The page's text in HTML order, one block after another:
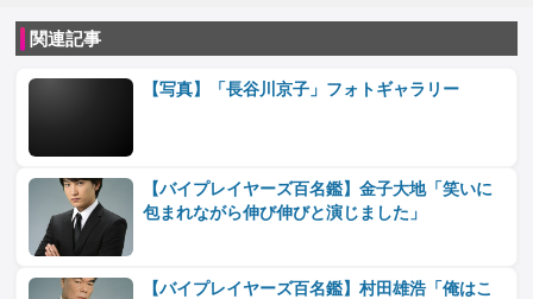
関連記事
【写真】「長谷川京子」フォトギャラリー
【バイプレイヤーズ百名鑑】金子大地「笑いに
包まれながら伸び伸びと演じました」
【バイプレイヤーズ百名鑑】村田雄浩「俺はこ